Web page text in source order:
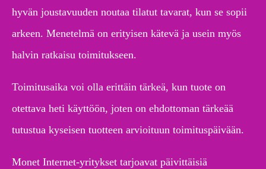
hyvän joustavuuden noutaa tilatut tavarat, kun se sopii
arkeen. Menetelmä on erityisen kätevä ja usein myös
halvin ratkaisu toimitukseen.
Toimitusaika voi olla erittäin tärkeä, kun tuote on
otettava heti käyttöön, joten on ehdottoman tärkeää
tutustua kyseisen tuotteen arvioituun toimituspäivään.
Monet Internet-yritykset tarjoavat päivittäisiä